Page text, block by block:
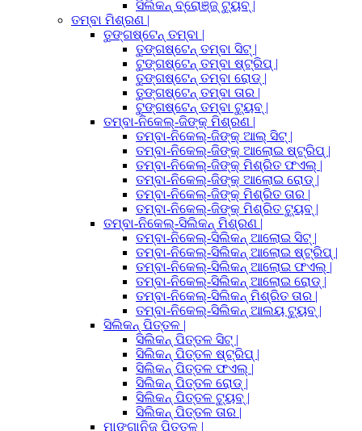
ସିଲିକନ୍ ବ୍ରୋଞ୍ଜ୍ ଟ୍ୟୁବ୍ |
ତମ୍ବା ମିଶ୍ରଣ |
ତୁଙ୍ଗଷ୍ଟେନ୍ ତମ୍ବା |
ତୁଙ୍ଗଷ୍ଟେନ୍ ତମ୍ବା ସିଟ୍ |
ଟୁଙ୍ଗଷ୍ଟେନ୍ ତମ୍ବା ଷ୍ଟ୍ରିପ୍ |
ତୁଙ୍ଗଷ୍ଟେନ୍ ତମ୍ବା ରୋଡ୍ |
ତୁଙ୍ଗଷ୍ଟେନ୍ ତମ୍ବା ତାର |
ଟୁଙ୍ଗଷ୍ଟେନ୍ ତମ୍ବା ଟ୍ୟୁବ୍ |
ତମ୍ବା-ନିକେଲ୍-ଜିଙ୍କ୍ ମିଶ୍ରଣ |
ତମ୍ବା-ନିକେଲ୍-ଜିଙ୍କ୍ ଆଲ୍ ସିଟ୍ |
ତମ୍ବା-ନିକେଲ୍-ଜିଙ୍କ୍ ଆଲୋଇ ଷ୍ଟ୍ରିପ୍ |
ତମ୍ବା-ନିକେଲ୍-ଜିଙ୍କ୍ ମିଶ୍ରିତ ଫଏଲ୍ |
ତମ୍ବା-ନିକେଲ୍-ଜିଙ୍କ୍ ଆଲୋଇ ରୋଡ୍ |
ତମ୍ବା-ନିକେଲ୍-ଜିଙ୍କ୍ ମିଶ୍ରିତ ତାର |
ତମ୍ବା-ନିକେଲ୍-ଜିଙ୍କ୍ ମିଶ୍ରିତ ଟ୍ୟୁବ୍ |
ତମ୍ବା-ନିକେଲ୍-ସିଲିକନ୍ ମିଶ୍ରଣ |
ତମ୍ବା-ନିକେଲ୍-ସିଲିକନ୍ ଆଲୋଇ ସିଟ୍ |
ତମ୍ବା-ନିକେଲ୍-ସିଲିକନ୍ ଆଲୋଇ ଷ୍ଟ୍ରିପ୍ |
ତମ୍ବା-ନିକେଲ୍-ସିଲିକନ୍ ଆଲୋଇ ଫଏଲ୍ |
ତମ୍ବା-ନିକେଲ୍-ସିଲିକନ୍ ଆଲୋଇ ରୋଡ୍ |
ତମ୍ବା-ନିକେଲ୍-ସିଲିକନ୍ ମିଶ୍ରିତ ତାର |
ତମ୍ବା-ନିକେଲ୍-ସିଲିକନ୍ ଆଲୟ ଟ୍ୟୁବ୍ |
ସିଲିକନ୍ ପିତ୍ତଳ |
ସିଲିକନ୍ ପିତ୍ତଳ ସିଟ୍ |
ସିଲିକନ୍ ପିତ୍ତଳ ଷ୍ଟ୍ରିପ୍ |
ସିଲିକନ୍ ପିତ୍ତଳ ଫଏଲ୍ |
ସିଲିକନ୍ ପିତ୍ତଳ ରୋଡ୍ |
ସିଲିକନ୍ ପିତ୍ତଳ ଟ୍ୟୁବ୍ |
ସିଲିକନ୍ ପିତ୍ତଳ ତାର |
ମାଙ୍ଗାନିଜ୍ ପିତ୍ତଳ |